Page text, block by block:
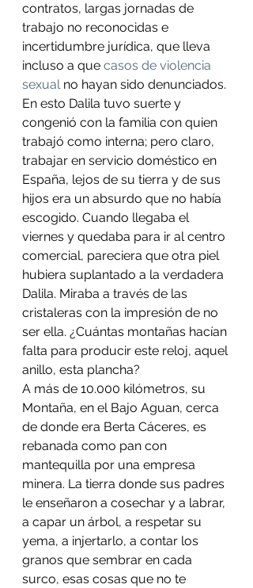
contratos, largas jornadas de
trabajo no reconocidas e
incertidumbre jurídica, que lleva
incluso a que casos de violencia
sexual no hayan sido denunciados.
En esto Dalila tuvo suerte y
congenió con la familia con quien
trabajó como interna; pero claro,
trabajar en servicio doméstico en
España, lejos de su tierra y de sus
hijos era un absurdo que no había
escogido. Cuando llegaba el
viernes y quedaba para ir al centro
comercial, pareciera que otra piel
hubiera suplantado a la verdadera
Dalila. Miraba a través de las
cristaleras con la impresión de no
ser ella. ¿Cuántas montañas hacían
falta para producir este reloj, aquel
anillo, esta plancha?
A más de 10.000 kilómetros, su
Montaña, en el Bajo Aguan, cerca
de donde era Berta Cáceres, es
rebanada como pan con
mantequilla por una empresa
minera. La tierra donde sus padres
le enseñaron a cosechar y a labrar,
a capar un árbol, a respetar su
yema, a injertarlo, a contar los
granos que sembrar en cada
surco, esas cosas que no te